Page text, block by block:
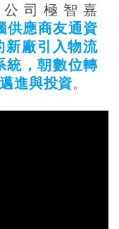
司極智嘉
供應商友通資
新廠引入物流
統，朝數位轉
進與投資。